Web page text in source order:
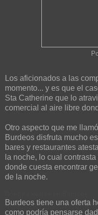
Los aficionados a las
momento... y es que el
Sta Catherine que lo
comercial al aire libre
Otro aspecto que me
Burdeos disfruta mucho
bares y restaurantes
la noche, lo cual
donde cuesta encontrar
de la noche.
Burdeos tiene una oferta
como podría pensarse